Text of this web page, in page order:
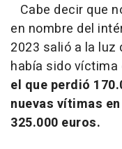
Cabe decir que
en nombre del
2023 salió a la luz
había sido víctima
el que perdió
nuevas vítimas
325.000 euros.